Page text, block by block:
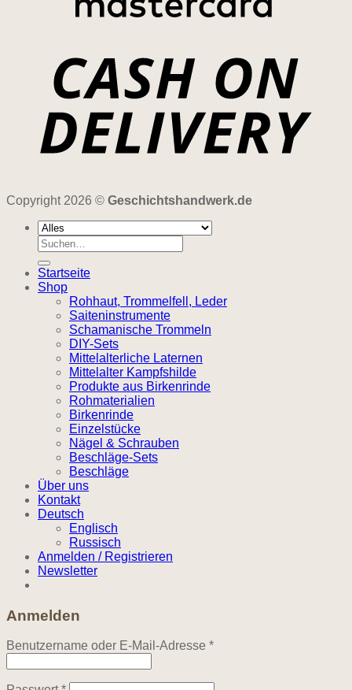
Copyright 2026 © Geschichtshandwerk.de
Suchen
nach:
Startseite
Shop
Rohhaut, Trommelfell, Leder
Saiteninstrumente
Schamanische Trommeln
DIY-Sets
Mittelalterliche Laternen
Mittelalter Kampfshilde
Produkte aus Birkenrinde
Rohmaterialien
Birkenrinde
Einzelstücke
Nägel & Schrauben
Beschläge-Sets
Beschläge
Über uns
Kontakt
Deutsch
Englisch
Russisch
Anmelden / Registrieren
Newsletter
Anmelden
Benutzername oder E-Mail-Adresse *Erforderlich